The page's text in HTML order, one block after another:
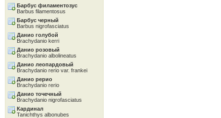
Барбус филаментозус
Barbus filamentosus
Барбус черный
Barbus nigrofasciatus
Данио голубой
Brachydanio kerri
Данио розовый
Brachydanio albolineatus
Данио леопардовый
Brachydanio rerio var. frankei
Данио рерио
Brachydanio rerio
Данио точечный
Brachydanio nigrofasciatus
Кардинал
Tanichthys albonubes